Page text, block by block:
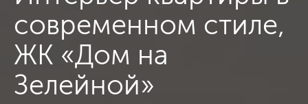
современном стиле,
ЖК «Дом на
Зелейной»